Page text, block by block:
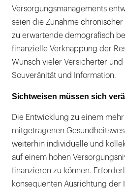
Versorgungsmanagements
seien die Zunahme
zu erwartende demografisch
finanzielle Verknappung der
Wunsch vieler Versicherter und
Souveränität und Information.
Sichtweisen müssen sich
Die Entwicklung zu einem
mitgetragenen
weiterhin individuelle und
auf einem hohen
finanzieren zu können.
konsequenten Ausrichtung der